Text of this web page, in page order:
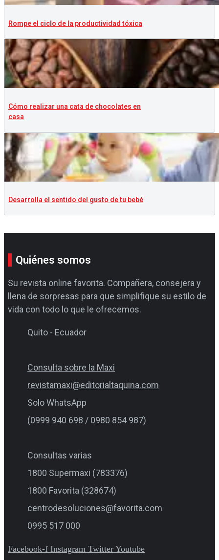
Rompe el ciclo de la productividad tóxica
Cómo realizar una cata de chocolates en
casa
Desarrolla el sentido del gusto de tu bebé
Quiénes somos
Su revista online favorita. Compañera, consejera y
llena de sorpresas para que simplifique su estilo de
vida con todo lo que le ofrecemos.
Quito - Ecuador
Consulta sobre la Maxi
revistamaxi@editorialtaquina.com
Solo WhatsApp
(0999 940 698 / 0980 854 987)
Consultas varias
1800 Supermaxi (783376)
1800 Favorita (328674)
centrodesoluciones@favorita.com
0995 517 000
Facebook-f Instagram Twitter Youtube